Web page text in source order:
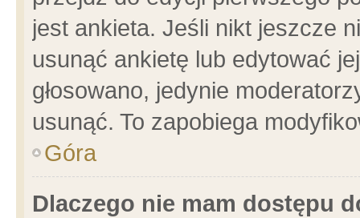
jest ankieta. Jeśli nikt jeszcze
usunąć ankietę lub edytować
głosowano, jedynie
usunąć. To zapobiega
Góra
Dlaczego nie mam dostępu